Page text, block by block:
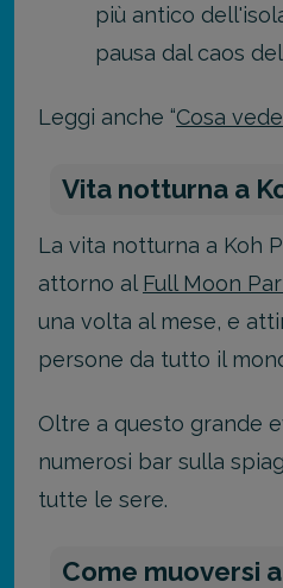
più antico
pausa dal caos
Leggi anche “Cosa
Vita notturna a
La vita notturna a Koh
attorno al Full Moon
una volta al mese, e
persone da tutto il
Oltre a questo grande
numerosi bar sulla
tutte le sere.
Come muoversi